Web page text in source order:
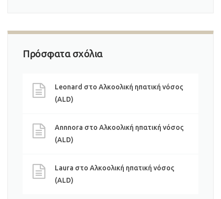
Πρόσφατα σχόλια
Leonard στο Αλκοολική ηπατική νόσος
(ALD)
Annnora στο Αλκοολική ηπατική νόσος
(ALD)
Laura στο Αλκοολική ηπατική νόσος
(ALD)